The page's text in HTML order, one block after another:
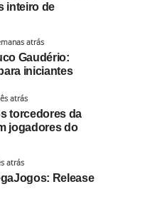
inteiro de
atrás
Gaudério:
iniciantes
atrás
torcedores da
jogadores do
atrás
Release